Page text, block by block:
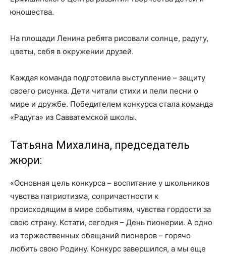
юношества.
На площади Ленина ребята рисовали солнце, радугу,
цветы, себя в окружении друзей.
Каждая команда подготовила выступление – защиту
своего рисунка. Дети читали стихи и пели песни о
мире и дружбе. Победителем конкурса стала команда
«Радуга» из Савватемской школы.
Татьяна Михалина, председатель
жюри:
«Основная цель конкурса – воспитание у школьников
чувства патриотизма, сопричастности к
происходящим в мире событиям, чувства гордости за
свою страну. Кстати, сегодня – День пионерии. А одно
из торжественных обещаний пионеров – горячо
любить свою Родину. Конкурс завершился, а мы еще